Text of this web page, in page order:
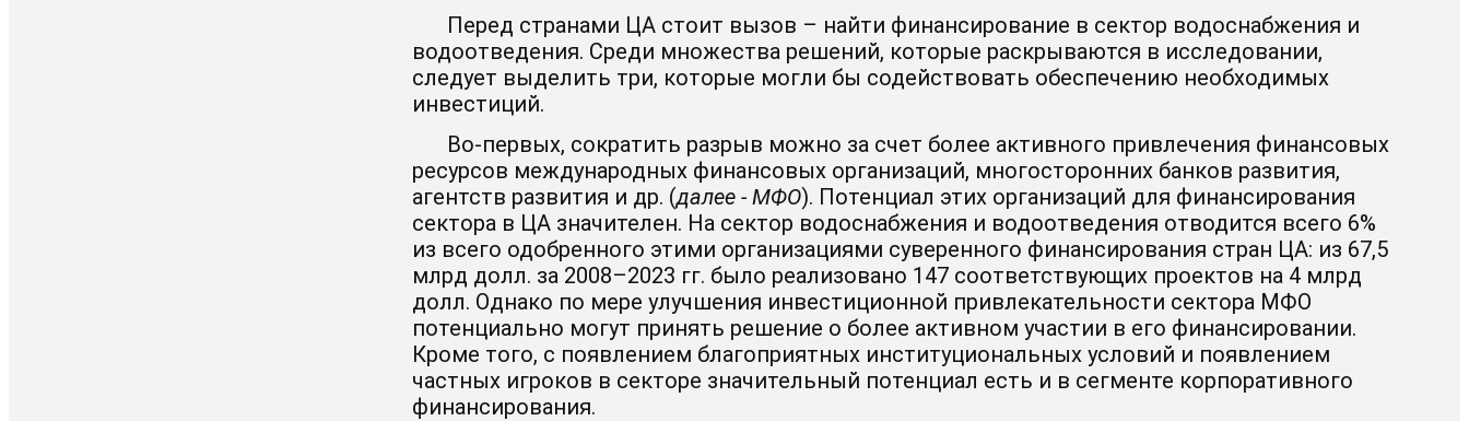
Перед странами ЦА стоит вызов – найти финансирование в сектор водоснабжения и
водоотведения. Среди множества решений, которые раскрываются в исследовании,
следует выделить три, которые могли бы содействовать обеспечению необходимых
инвестиций.
Во-первых, сократить разрыв можно за счет более активного привлечения финансовых
ресурсов международных финансовых организаций, многосторонних банков развития,
агентств развития и др. (далее - МФО). Потенциал этих организаций для финансирования
сектора в ЦА значителен. На сектор водоснабжения и водоотведения отводится всего 6%
из всего одобренного этими организациями суверенного финансирования стран ЦА: из 67,5
млрд долл. за 2008–2023 гг. было реализовано 147 соответствующих проектов на 4 млрд
долл. Однако по мере улучшения инвестиционной привлекательности сектора МФО
потенциально могут принять решение о более активном участии в его финансировании.
Кроме того, с появлением благоприятных институциональных условий и появлением
частных игроков в секторе значительный потенциал есть и в сегменте корпоративного
финансирования.